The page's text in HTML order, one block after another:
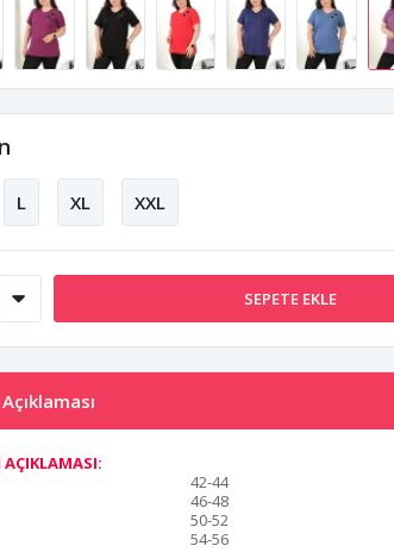
L XL XXL
SEPETE EKLE
AÇIKLAMASI:
42-44
46-48
50-52
54-56